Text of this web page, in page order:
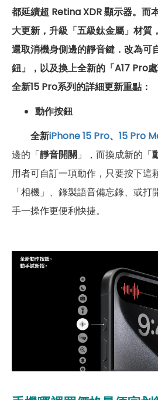
都延續超 Retina XDR 顯示器。而
大更新，升級 「五級鈦金屬」 材質
還取消機身側邊的靜音鍵．改為可
鈕」，以及換上全新的「A17 Pro
全新15 Pro系列的詳細更新重點：
動作按鈕
全新iPhone 15 Pro、 15 Pro
邊的「靜音開關 」，而換成新的「
用者可自訂一項動作，只要按下這
「相機」、錄製語音備忘錄、或
手一操作更便利快捷。